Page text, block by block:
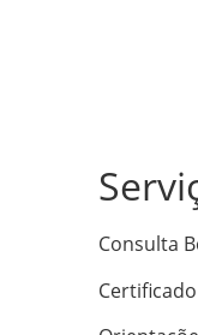
Consulta